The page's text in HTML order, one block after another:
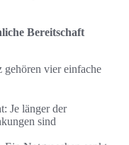
Bereitschaft
vier einfache
Je länger der
sind